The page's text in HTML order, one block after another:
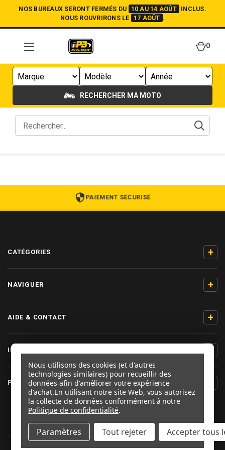
NOS BUREAUX SERONT FERMÉS DU 10 AU 14 AOÛT
INCLUS.
NOUS ROUVRIRONS LE
17 AOÛT .
0
RECHERCHER MA MOTO
PAIEMENT SÉCURISÉ
CATÉGORIES +
NAVIGUER +
AIDE & CONTACT +
INFORMATIONS PRODUIT
PRO-BOLT FRANCE
SUIVEZ-NOUS
Nous utilisons des cookies (et d'autres
technologies similaires) pour recueillir des
données afin d'améliorer votre expérience
d'achat.En utilisant notre site Web, vous autorisez
la collecte de données conformément à notre
Politique de confidentialité.
Paramètres Tout rejeter Accepter tous